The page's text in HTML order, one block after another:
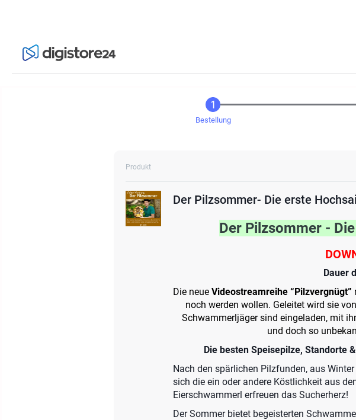
Bestellung
Produkt
Der Pilzsommer- Die erste
Der Pilzsommer -
Dauer
Die neue Videostreamreihe “Pilzvergnügt”
noch werden wollen. Geleitet wird sie
Schwammerljäger sind eingeladen, mit
und doch so
Die besten Speisepilze, Standorte
Nach den spärlichen Pilzfunden, aus
sich die ein oder andere Köstlichkeit aus
Eierschwammerl erfreuen das Sucherherz!
Der Sommer bietet begeisterten